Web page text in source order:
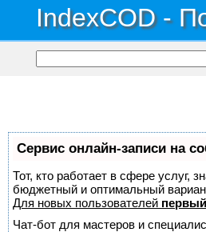
IndexCOD -
Сервис онлайн-записи на
Тот, кто работает в сфере услуг,
бюджетный и оптимальный
Для новых пользователей
Чат-бот для мастеров и